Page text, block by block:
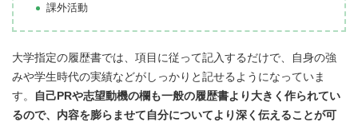
課外活動
大学指定の履歴書では、項目に従って記入するだけで、自身の強
みや学生時代の実績などがしっかりと記せるようになっていま
す。
自己PRや志望動機の欄も一般の履歴書より大きく作られてい
るので、内容を膨らませて自分についてより深く伝えることが可